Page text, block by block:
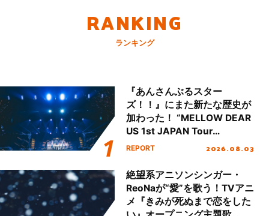
RANKING
ランキング
『あんさんぶるスター
ズ！！』にまた新たな歴史が
加わった！ “MELLOW DEAR
US 1st JAPAN Tour
Final「NICE to meet YOU
ート!!
REPORT 2026.08.03
絶望系アニソンシンガー・
ReoNaが“愛”を歌う！TVアニ
メ『きみが死ぬまで恋をした